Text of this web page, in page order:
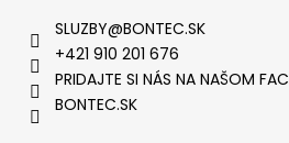
SLUZBY@BONTEC.SK
+421 910 201 676
PRIDAJTE SI NÁS NA NAŠOM
BONTEC.SK